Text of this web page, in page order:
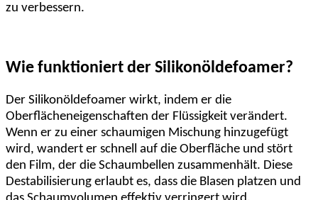
zu verbessern.
Wie funktioniert der Silikonöldefoamer?
Der Silikonöldefoamer wirkt, indem er die
Oberflächeneigenschaften der Flüssigkeit verändert.
Wenn er zu einer schaumigen Mischung hinzugefügt
wird, wandert er schnell auf die Oberfläche und stört
den Film, der die Schaumbellen zusammenhält. Diese
Destabilisierung erlaubt es, dass die Blasen platzen und